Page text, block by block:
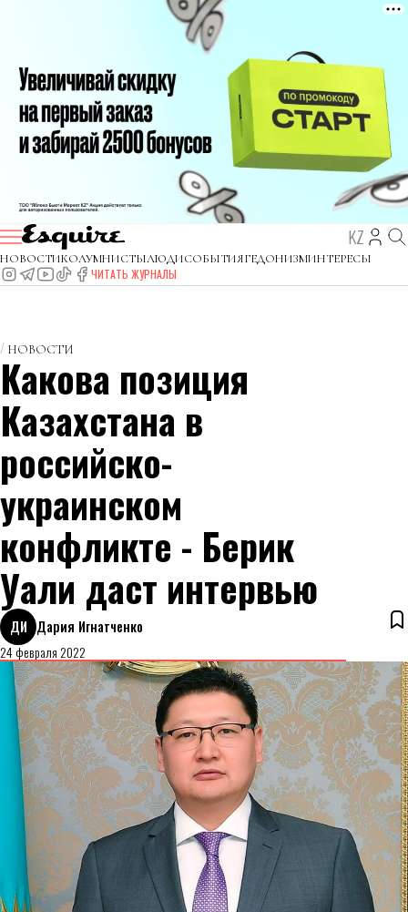
KZ
НОВОСТИКОЛУМНИСТЫЛЮДИСОБЫТИЯГЕДОНИЗМИНТЕРЕСЫ
ЧИТАТЬ ЖУРНАЛЫ
НОВОСТИ
Какова позиция
Казахстана в
российско-
украинском
конфликте - Берик
Уали даст интервью
ДИ Дария Игнатченко
24 февраля 2022